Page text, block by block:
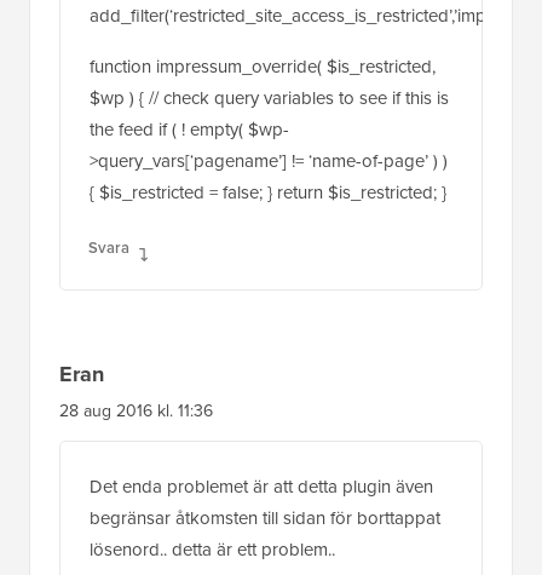
function impressum_override( $is_restricted,
$wp ) { // check query variables to see if this is
the feed if ( ! empty( $wp-
>query_vars[‘pagename’] != ‘name-of-page’ ) )
{ $is_restricted = false; } return $is_restricted; }
Svara
Eran
28 aug 2016 kl. 11:36
Det enda problemet är att detta plugin även
begränsar åtkomsten till sidan för borttappat
lösenord.. detta är ett problem..